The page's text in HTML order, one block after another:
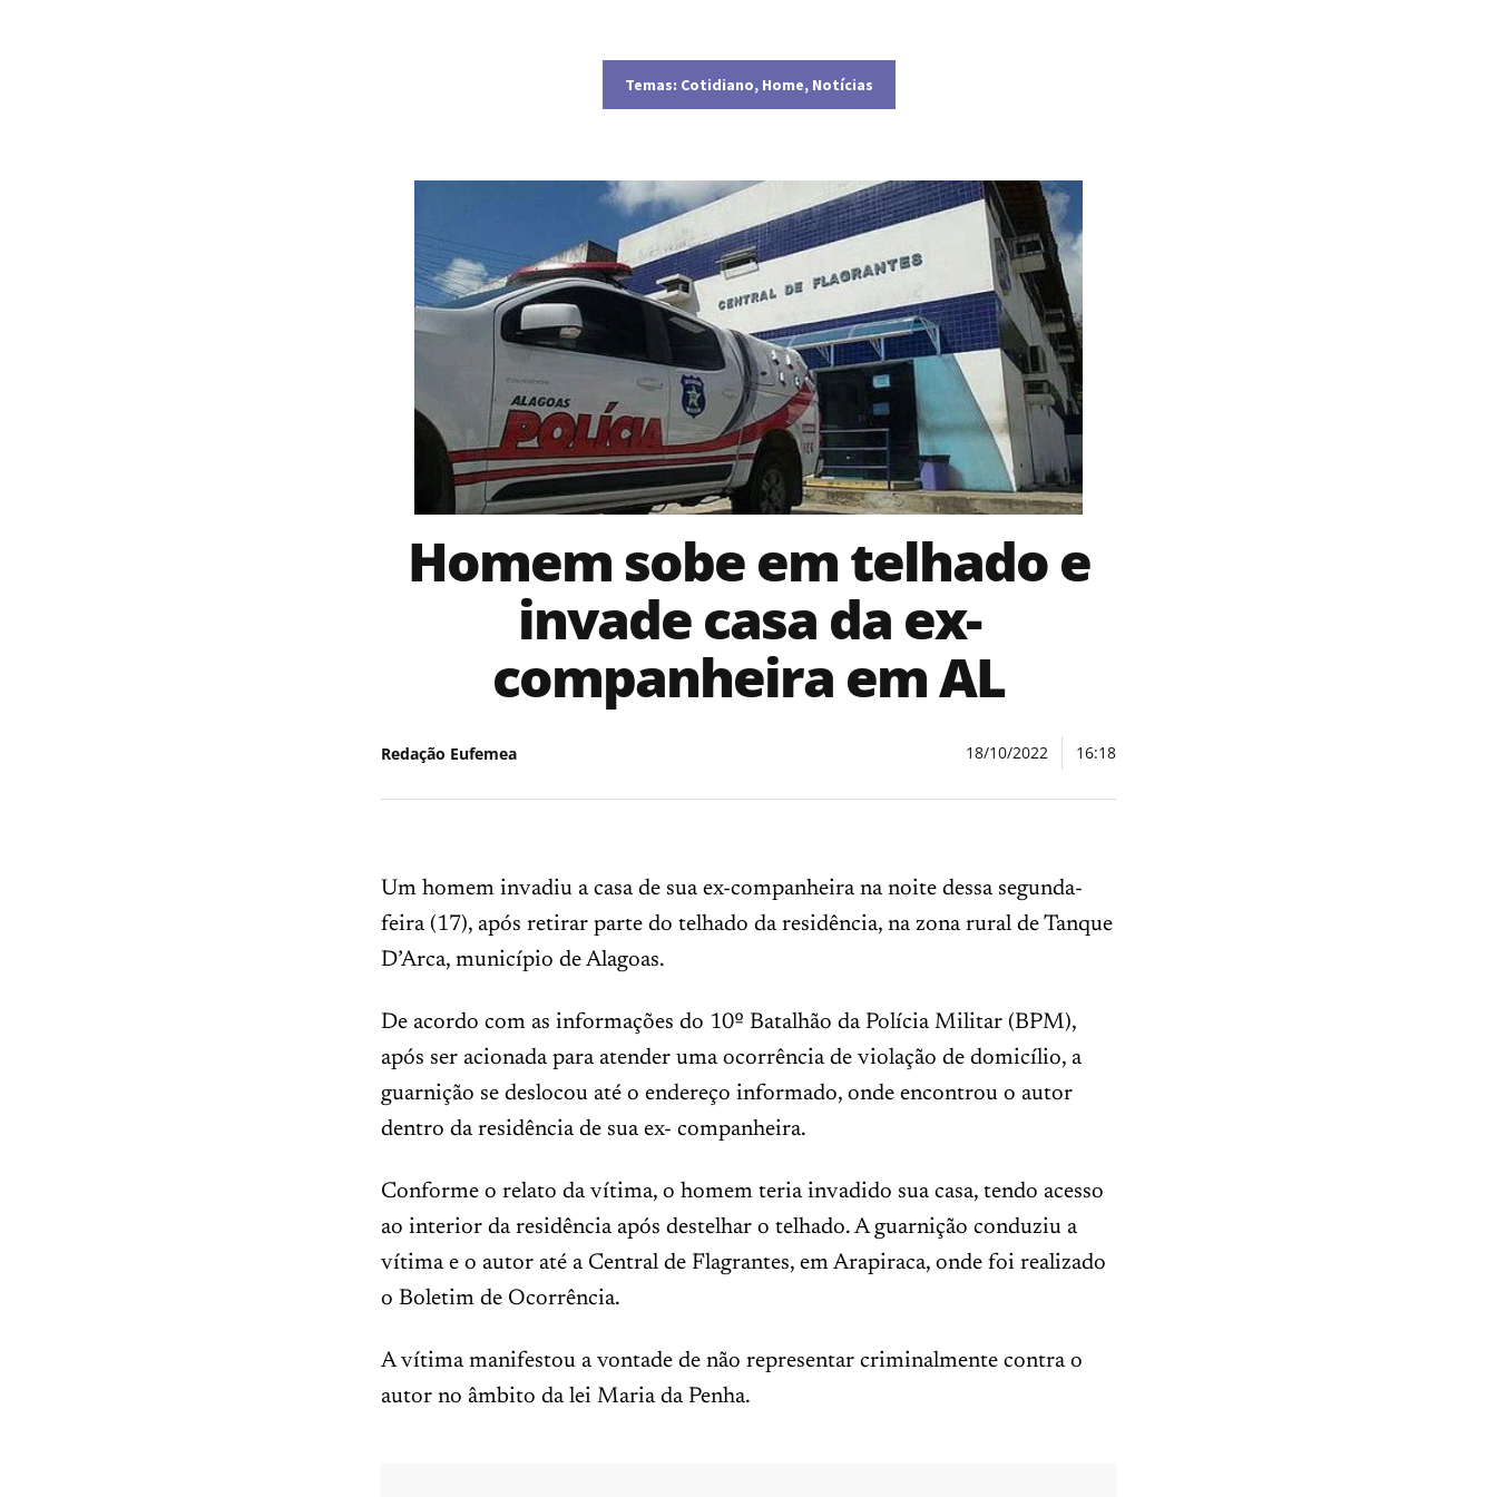
Temas: Cotidiano, Home, Notícias
Homem sobe em telhado e
invade casa da ex-
companheira em AL
Redação Eufemea 18/10/2022 16:18
Um homem invadiu a casa de sua ex-companheira na noite dessa segunda-
feira (17), após retirar parte do telhado da residência, na zona rural de Tanque
D’Arca, município de Alagoas.
De acordo com as informações do 10º Batalhão da Polícia Militar (BPM),
após ser acionada para atender uma ocorrência de violação de domicílio, a
guarnição se deslocou até o endereço informado, onde encontrou o autor
dentro da residência de sua ex- companheira.
Conforme o relato da vítima, o homem teria invadido sua casa, tendo acesso
ao interior da residência após destelhar o telhado. A guarnição conduziu a
vítima e o autor até a Central de Flagrantes, em Arapiraca, onde foi realizado
o Boletim de Ocorrência.
A vítima manifestou a vontade de não representar criminalmente contra o
autor no âmbito da lei Maria da Penha.